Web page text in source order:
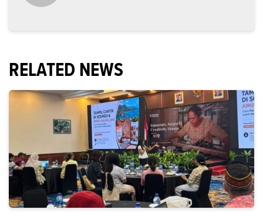
RELATED NEWS